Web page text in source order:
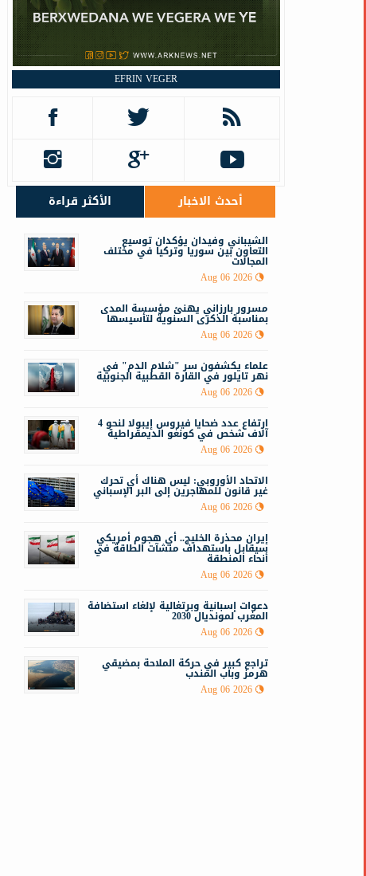
EFRIN VEGER
أحدث الاخبار الأكثر قراءة
الشيباني وفيدان يؤكدان توسيع
التعاون بين سوريا وتركيا في مختلف
المجالات
Aug 06 2026
مسرور بارزاني يهنئ مؤسسة المدى
بمناسبة الذكرى السنوية لتأسيسها
Aug 06 2026
علماء يكشفون سر "شلام الدم" في
نهر تايلور في القارة القطبية الجنوبية
Aug 06 2026
ارتفاع عدد ضحايا فيروس إيبولا لنحو 4
آلاف شخص في كونغو الديمقراطية
Aug 06 2026
الاتحاد الأوروبي: ليس هناك أي تحرك
غير قانون للمهاجرين إلى البر الإسباني
Aug 06 2026
إيران محذرة الخليج.. أي هجوم أمريكي
سيقابل باستهداف منشآت الطاقة في
أنحاء المنطقة
Aug 06 2026
دعوات إسبانية وبرتغالية لإلغاء استضافة
المغرب لمونديال 2030
Aug 06 2026
تراجع كبير في حركة الملاحة بمضيقي
هرمز وباب المندب
Aug 06 2026